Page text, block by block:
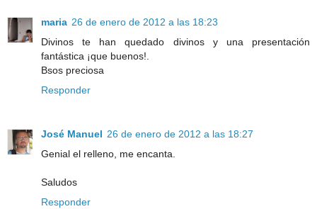
maria 26 de enero de 2012 a las 18:23
Divinos te han quedado divinos y una presentación
fantástica ¡que buenos!.
Bsos preciosa
Responder
José Manuel 26 de enero de 2012 a las 18:27
Genial el relleno, me encanta.
Saludos
Responder